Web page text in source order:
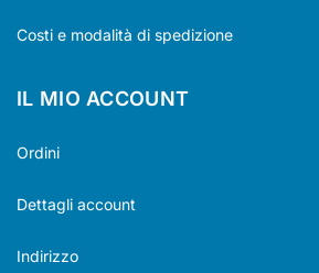
Costi e modalità di spedizione
IL MIO ACCOUNT
Ordini
Dettagli account
Indirizzo